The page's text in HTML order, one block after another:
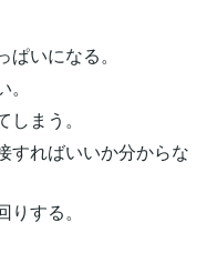
いになる。
まう。
すればいいか分からな
する。